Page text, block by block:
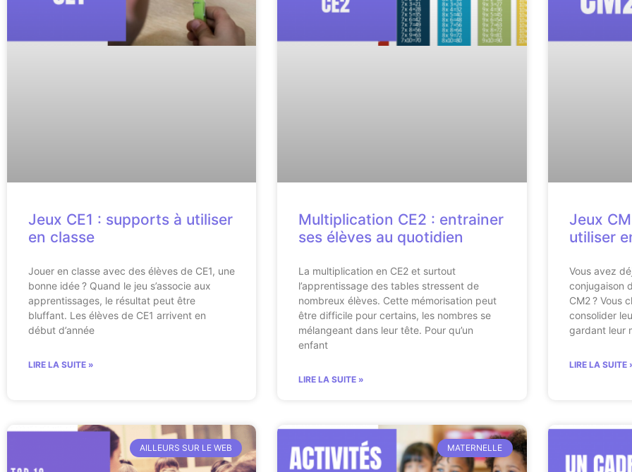
Jeux CE1 : supports à utiliser
en classe
Jouer en classe avec des élèves de CE1, une
bonne idée ? Quand le jeu s’associe aux
apprentissages, le résultat peut être
bluffant. Les élèves de CE1 arrivent en
début d’année
LIRE LA SUITE »
Multiplication CE2 : entrainer
ses élèves au quotidien
La multiplication en CE2 et surtout
l’apprentissage des tables stressent de
nombreux élèves. Cette mémorisation peut
être difficile pour certains, les nombres se
mélangeant dans leur tête. Pour qu’un
enfant
LIRE LA SUITE »
Jeux
utiliser
Vous avez
conjugaison
CM2 ? Vous
consolider
gardant leur
LIRE LA SUITE
AILLEURS SUR LE WEB MATERNELLE